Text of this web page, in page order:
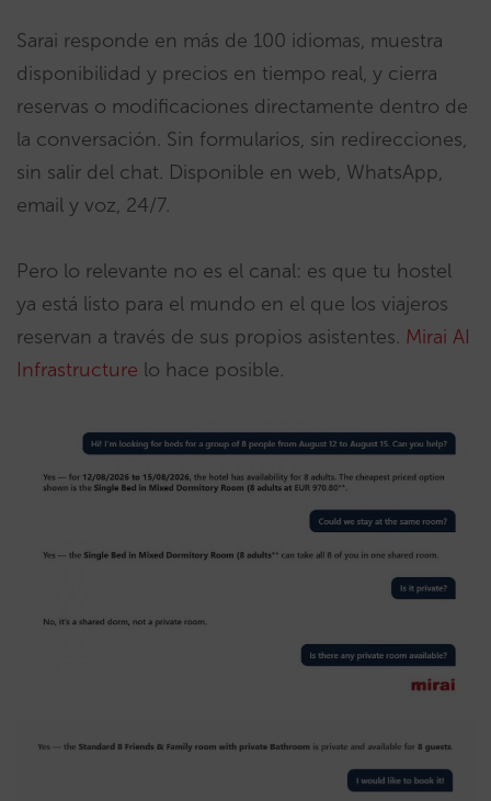
Sarai responde en más de 100 idiomas, muestra
disponibilidad y precios en tiempo real, y cierra
reservas o modificaciones directamente dentro de
la conversación. Sin formularios, sin redirecciones,
sin salir del chat. Disponible en web, WhatsApp,
email y voz, 24/7.
Pero lo relevante no es el canal: es que tu hostel
ya está listo para el mundo en el que los viajeros
reservan a través de sus propios asistentes. Mirai AI
Infrastructure lo hace posible.